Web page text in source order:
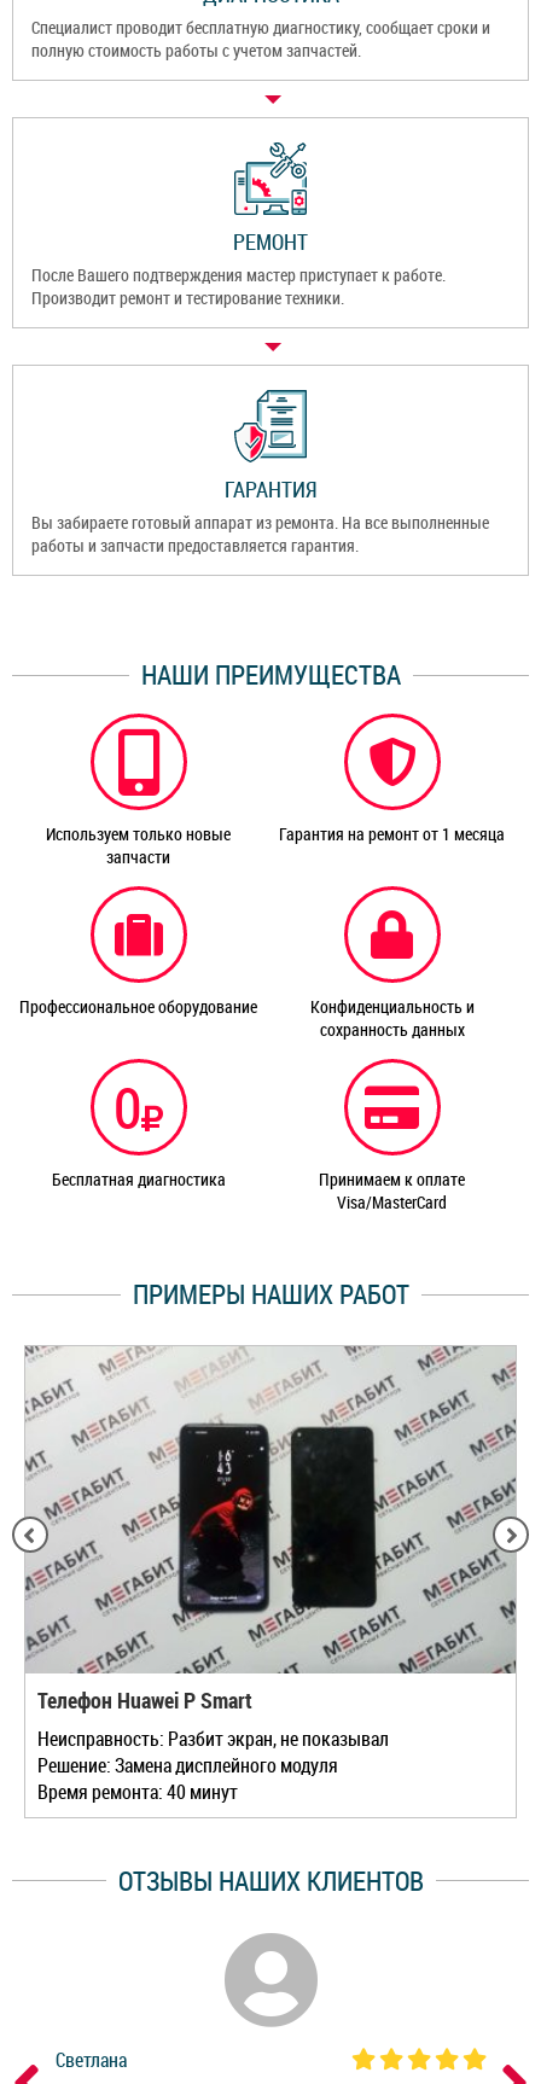
Специалист проводит бесплатную диагностику, сообщает сроки и
полную стоимость работы с учетом запчастей.
РЕМОНТ
После Вашего подтверждения мастер приступает к работе.
Производит ремонт и тестирование техники.
ГАРАНТИЯ
Вы забираете готовый аппарат из ремонта. На все выполненные
работы и запчасти предоставляется гарантия.
НАШИ ПРЕИМУЩЕСТВА
Используем только новые
запчасти
Гарантия на ремонт от 1 месяца
Профессиональное оборудование
Конфиденциальность и
сохранность данных
0
Бесплатная диагностика
Принимаем к оплате
Visa/MasterCard
ПРИМЕРЫ НАШИХ РАБОТ
Телефон Huawei P Smart
Неисправность: Разбит экран, не показывал
Решение: Замена дисплейного модуля
Время ремонта: 40 минут
ОТЗЫВЫ НАШИХ КЛИЕНТОВ
Светлана